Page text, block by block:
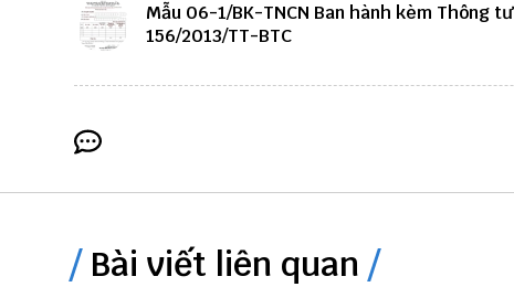
Mẫu 06-1/BK-TNCN Ban hành kèm Thông tư
156/2013/TT-BTC
Bài viết liên quan